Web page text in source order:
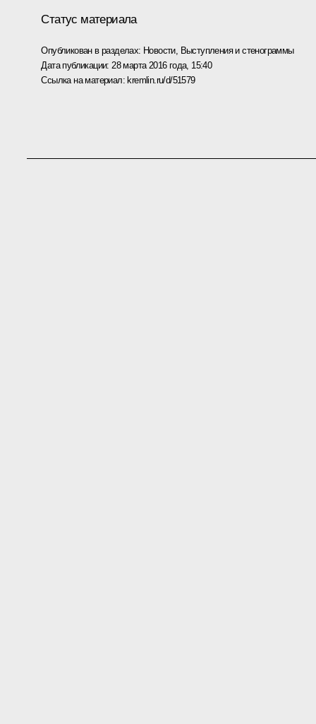
Статус материала
Опубликован в разделах: Новости, Выступления и стенограммы
Дата публикации: 28 марта 2016 года, 15:40
Ссылка на материал: kremlin.ru/d/51579